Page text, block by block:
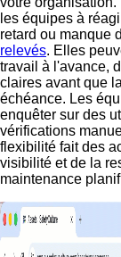
les équipes à
retard ou manque
relevés. Elles
travail à l'avance,
claires avant que
échéance. Les
enquêter sur des
vérifications
flexibilité fait des
visibilité et de la
maintenance